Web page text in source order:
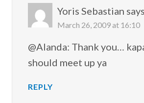
Yoris Sebastian
March 26, 2009 at 16:10
@Alanda: Thank you…
should meet up ya
REPLY